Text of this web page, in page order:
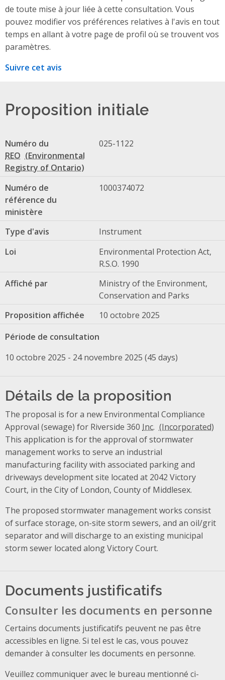
de toute mise à jour liée à cette consultation. Vous
pouvez modifier vos préférences relatives à l'avis en tout
temps en allant à votre page de profil où se trouvent vos
paramètres.
Suivre cet avis
Proposition initiale
Numéro du
REO
025-1122
Numéro de
référence du
ministère
1000374072
Type d'avis
Instrument
Loi
Environmental Protection Act,
R.S.O. 1990
Affiché par
Ministry of the Environment,
Conservation and Parks
Proposition affichée
10 octobre 2025
Période de consultation
10 octobre 2025 - 24 novembre 2025 (45 days)
Détails de la proposition
The proposal is for a new Environmental Compliance
Approval (sewage) for Riverside 360 Inc.
This application is for the approval of stormwater
management works to serve an industrial
manufacturing facility with associated parking and
driveways development site located at 2042 Victory
Court, in the City of London, County of Middlesex.
The proposed stormwater management works consist
of surface storage, on-site storm sewers, and an oil/grit
separator and will discharge to an existing municipal
storm sewer located along Victory Court.
Documents justificatifs
Consulter les documents en personne
Certains documents justificatifs peuvent ne pas être
accessibles en ligne. Si tel est le cas, vous pouvez
demander à consulter les documents en personne.
Veuillez communiquer avec le bureau mentionné ci-